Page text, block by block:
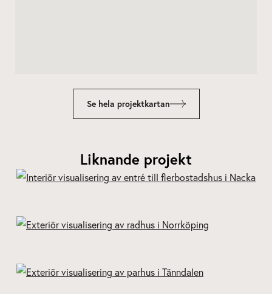
Se hela projektkartan
Liknande projekt
Järla Siluett - Nacka